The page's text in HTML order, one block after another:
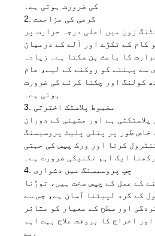
کی ضرورت ہوتی ہے۔
2. گرمی کی مزاحمت
زون میں اعلی درجہ حرارت پر
کام کے ٹکڑے اور آلے کے درمیان
کا باعث بن سکتا ہے۔ زیادہ
سے پہننے کو روکنے کے لیے، عام
کولنگ اور چکنا کرنے کی ضرورت
ہوتی ہے۔
3. مضبوط پلاسٹک اخترتی
ہے اور مشینی کے دوران
خاص طور پر پتلی پلیٹ پروسیسنگ
کرنا اور ورک پیس کی جہتی
ایک اہم تکنیکی ضرورت ہے۔
4. چپ پروسیسنگ میں دشواری
کے عمل کے چپس سخت ہیں، توڑنا
کے گرد لپیٹنا آسان ہے، جس سے
اور سطح کے معیار کو متاثر
اخراج کا بروقت علاج بہت اہم